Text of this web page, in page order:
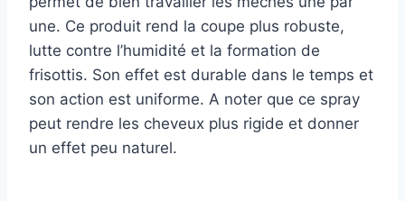
une. Ce produit rend la coupe plus robuste,
lutte contre l’humidité et la formation de
frisottis. Son effet est durable dans le temps et
son action est uniforme. A noter que ce spray
peut rendre les cheveux plus rigide et donner
un effet peu naturel.